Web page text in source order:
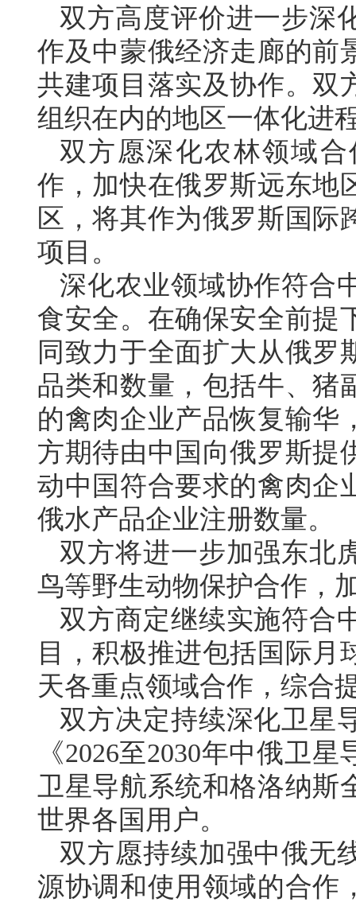
双方高度评价进一步深
作及中蒙俄经济走廊的前
共建项目落实及协作。双
组织在内的地区一体化进
双方愿深化农林领域
作，加快在俄罗斯远东地
区，将其作为俄罗斯国际
项目。
深化农业领域协作符合
食安全。在确保安全前提
同致力于全面扩大从俄罗
品类和数量，包括牛、猪
的禽肉企业产品恢复输华
方期待由中国向俄罗斯提
动中国符合要求的禽肉企
俄水产品企业注册数量。
双方将进一步加强东北
鸟等野生动物保护合作，
双方商定继续实施符合
目，积极推进包括国际月
天各重点领域合作，综合
双方决定持续深化卫星
《2026至2030年中俄卫
卫星导航系统和格洛纳斯
世界各国用户。
双方愿持续加强中俄无
源协调和使用领域的合作